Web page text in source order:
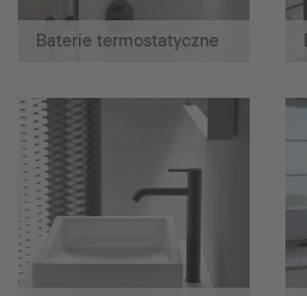
Baterie termostatyczne